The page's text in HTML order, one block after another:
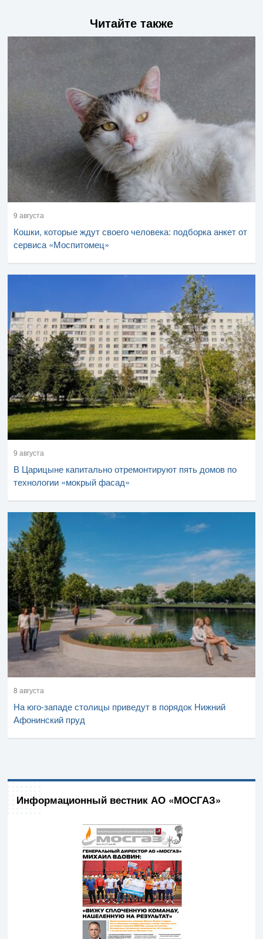
Читайте также
9 августа
Кошки, которые ждут своего человека: подборка анкет от
сервиса «Моспитомец»
9 августа
В Царицыне капитально отремонтируют пять домов по
технологии «мокрый фасад»
8 августа
На юго-западе столицы приведут в порядок Нижний
Афонинский пруд
Информационный вестник АО «МОСГАЗ»